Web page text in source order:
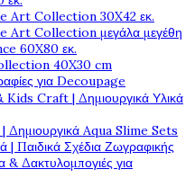
Art Collection 30X42 εκ.
Art Collection μεγάλα μεγέθη
60X80 εκ.
40X30 cm
για Decoupage
Kids Craft | Δημιουργικά Υλικά
| Δημιουργικά Aqua Slime Sets
| Παιδικά Σχέδια Ζωγραφικής
& Δακτυλομπογιές για